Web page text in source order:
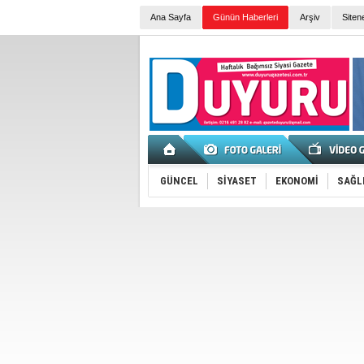
Ana Sayfa Günün Haberleri Arşiv
GÜNCEL SİYASET EKONOMİ